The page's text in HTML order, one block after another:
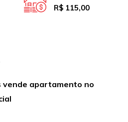
R$ 115,00
vende apartamento no